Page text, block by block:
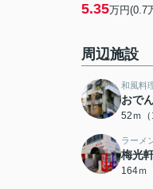
5.35万円(0.7
周辺施設
和風料
おで
52ｍ（
ラーメ
梅光
164ｍ